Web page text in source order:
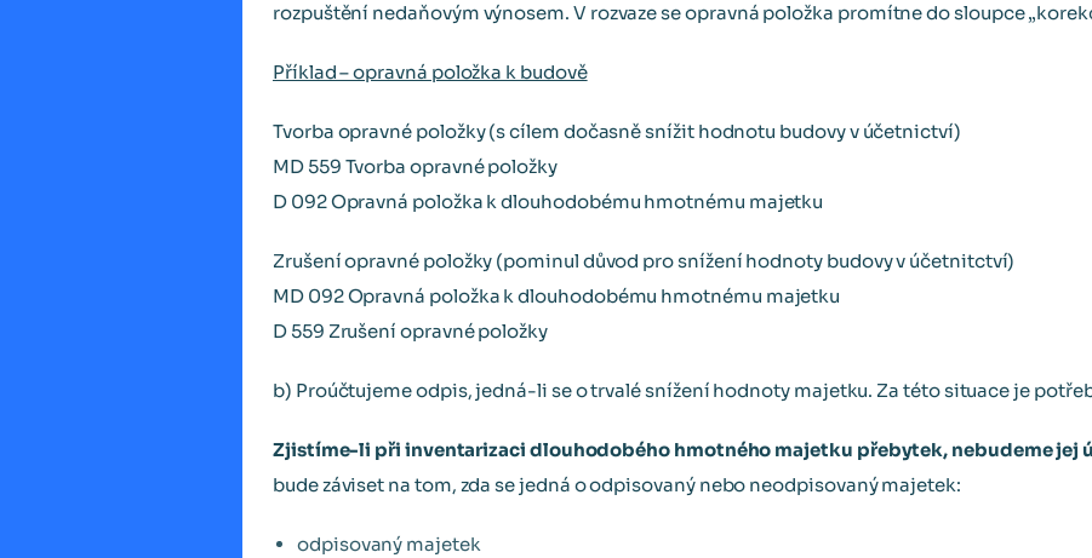
rozpuštění nedaňovým výnosem. V rozvaze se opravná položka promítne do sloupce
Příklad – opravná položka k budově
Tvorba opravné položky (s cílem dočasně snížit hodnotu budovy v účetnictví)
MD 559 Tvorba opravné položky
D 092 Opravná položka k dlouhodobému hmotnému majetku
Zrušení opravné položky (pominul důvod pro snížení hodnoty budovy v účetnitctví)
MD 092 Opravná položka k dlouhodobému hmotnému majetku
D 559 Zrušení opravné položky
b) Proúčtujeme odpis, jedná-li se o trvalé snížení hodnoty majetku. Za této situace je
Zjistíme-li při inventarizaci dlouhodobého hmotného majetku přebytek, nebudeme jej
bude záviset na tom, zda se jedná o odpisovaný nebo neodpisovaný majetek:
odpisovaný majetek